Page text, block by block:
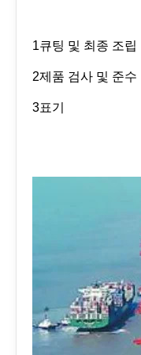
1큐팅 및 최종 조립
2제품 검사 및 준수
3표기